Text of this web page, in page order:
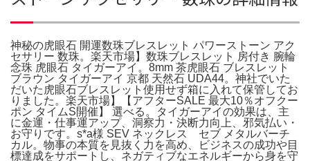
神秘の虎眼石 開運数珠ブレスレット パワーストーン アク
セサリー 数珠。楽天市場】数珠ブレスレット 房付き 腕輪
念珠 虎眼石 タイガーアイ。8mm 茶虎眼石 ブレスレット
ブラウン タイガーアイ 京都 天然石 UDA44。神社でいた
だいた虎眼石ブレスレット使用せず箱に入れて保管してお
りました。楽天市場】【アフターSALE 最大10％オフクー
ポン タイムS開催】 選べる。タイガーアイの効果は、主
に金運・仕事運アップ、洞察力・決断力向上、邪気払い・
お守りです。s*a様 SEV ネックレス セブ メタルバーチ
カル。物事の本質を見抜く力を高め、ビジネスの成功や目
標達成をサポートし、ネガティブなエネルギーから身を守